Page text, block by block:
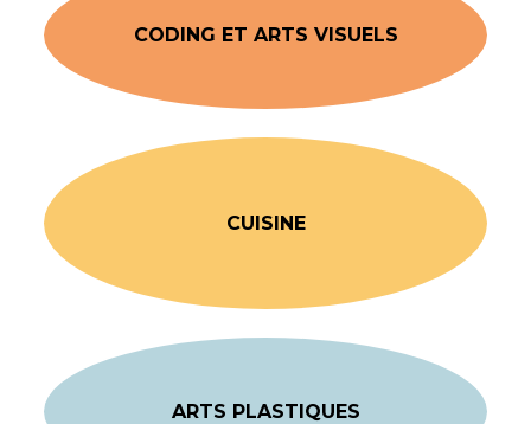
CODING ET ARTS VISUELS
CUISINE
ARTS PLASTIQUES